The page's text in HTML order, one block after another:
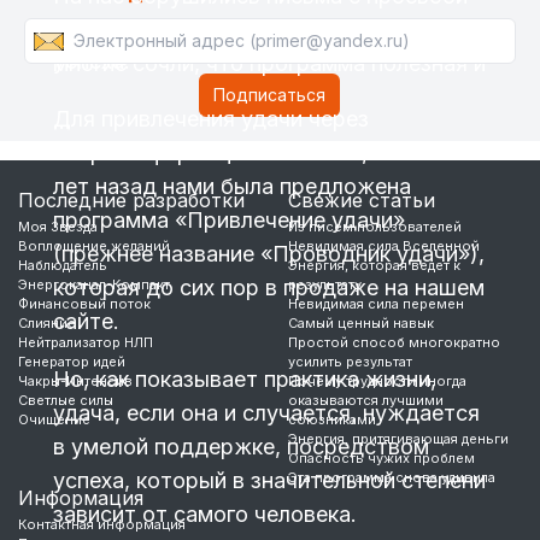
продлить указанный срок, поскольку
многие сочли, что программа полезная и
В этом глубокое отличие удачи и
успеха.
Для привлечения удачи через
лет назад нами была предложена
программа «Привлечение удачи»
(прежнее название «Проводник удачи»),
которая до сих пор в продаже на нашем
сайте.
Но, как показывает практика жизни,
удача, если она и случается, нуждается
в умелой поддержке, посредством
успеха, который в значительной степени
зависит от самого человека.
Последние разработки
Моя Звезда
Воплощение желаний
Наблюдатель
Энергоканал-Компакт
Финансовый поток
Слияние
Нейтрализатор НЛП
Генератор идей
Чакры-Интенсив
Светлые силы
Очищение
Свежие статьи
Из писем пользователей
Невидимая сила Вселенной
Энергия, которая ведет к
результату
Невидимая сила перемен
Самый ценный навык
Простой способ многократно
усилить результат
Почему трудности иногда
оказываются лучшими
союзниками
Энергия, притягивающая деньги
Опасность чужих проблем
Эта программа снова удивила
Информация
Контактная информация